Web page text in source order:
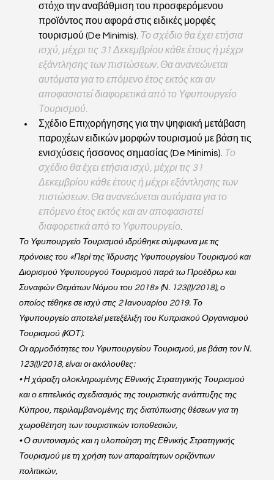
στόχο την αναβάθμιση του προσφερόμενου
προϊόντος που αφορά στις ειδικές μορφές
τουρισμού (De Minimis).
Το σχέδιο θα έχει ετήσια
ισχύ, μέχρι τις 31 Δεκεμβρίου κάθε έτους ή μέχρι
εξάντλησης των πιστώσεων. Θα ανανεώνεται
αυτόματα για το επόμενο έτος εκτός και αν
αποφασιστεί διαφορετικά από το Υφυπουργείο
Τουρισμού.
Σχέδιο Επιχορήγησης για την ψηφιακή μετάβαση
παροχέων ειδικών μορφών τουρισμού με βάση τις
ενισχύσεις ήσσονος σημασίας (De Minimis).
Το
σχέδιο θα έχει ετήσια ισχύ, μέχρι τις 31
Δεκεμβρίου κάθε έτους ή μέχρι εξάντλησης των
πιστώσεων. Θα ανανεώνεται αυτόματα για το
επόμενο έτος εκτός και αν αποφασιστεί
διαφορετικά από το Υφυπουργείο
Το Υφυπουργείο Τουρισμού ιδρύθηκε σύμφωνα με τις
πρόνοιες του «Περί της Ίδρυσης Υφυπουργείου Τουρισμού και
Διορισμού Υφυπουργού Τουρισμού παρά τω Προέδρω και
Συναφών Θεμάτων Νόμου του 2018» (Ν. 123(I)/2018), ο
οποίος τέθηκε σε ισχύ στις 2 Ιανουαρίου 2019. Το
Υφυπουργείο αποτελεί μετεξέλιξη του Κυπριακού Οργανισμού
Τουρισμού (ΚΟΤ).
Οι αρμοδιότητες του Υφυπουργείου Τουρισμού, με βάση τον Ν.
123(I)/2018, είναι οι ακόλουθες:
• Η χάραξη ολοκληρωμένης Εθνικής Στρατηγικής Τουρισμού
και ο επιτελικός σχεδιασμός της τουριστικής ανάπτυξης της
Κύπρου, περιλαμβανομένης της διατύπωσης θέσεων για τη
χωροθέτηση των τουριστικών τοποθεσιών,
• Ο συντονισμός και η υλοποίηση της Εθνικής Στρατηγικής
Τουρισμού με τη χρήση των απαραίτητων οριζόντιων
πολιτικών,